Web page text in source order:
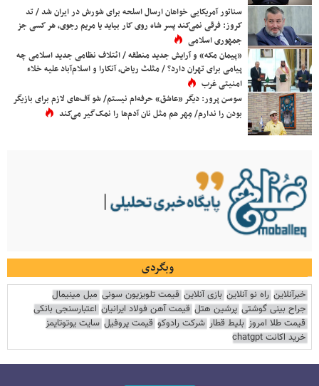
سناتور آمریکایی خواهان ارسال اسلحه برای شورش در ایران شد / تد
کروز: فرقی نمی‌کند پسر شاه روی کار بیاید یا مریم رجوی، هر کسی جز
جمهوری اسلامی
«پیمان مکه» و آرایش جدید منطقه / ائتلاف نظامی جدید اسلامی چه
پیامی برای تهران دارد؟ / مثلث ریاض، آنکارا و اسلام‌آباد علیه خلاء
امنیتی غرب
سوسن پرور: دیگر «عاشق» حرفه‌ام نیستم/ شو آف‌های لازم برای بازیگر
بودن را ندارم/ مِهر هم مثل نان آدم‌ها را نمک‌گیر می‌کند
وبگردی
خبرآنلاین راه نو آنلاین بازی آنلاین قیمت تلویزیون سونی مبل مینیمال
جراح بینی گوشتی پرشین هتل قیمت آهن فولاد ایرانیان اعتبارسنجی بانکی
قیمت طلا امروز بلیط قطار شرکت رادوکو قیمت پروفیل سایت یوتوتایمز
خرید اکانت chatgpt